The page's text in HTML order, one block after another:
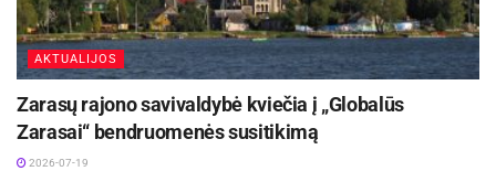
AKTUALIJOS
Zarasų rajono savivaldybė kviečia į „Globalūs
Zarasai“ bendruomenės susitikimą
2026-07-19